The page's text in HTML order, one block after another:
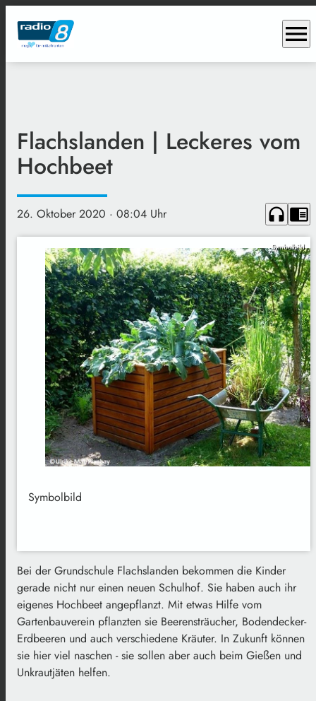
menu
Flachslanden | Leckeres vom
Hochbeet
26. Oktober 2020 · 08:04 Uhr headphones chrome_reader_mode
Symbolbild
Symbolbild
Bei der Grundschule Flachslanden bekommen die Kinder
gerade nicht nur einen neuen Schulhof. Sie haben auch ihr
eigenes Hochbeet angepflanzt. Mit etwas Hilfe vom
Gartenbauverein pflanzten sie Beerensträucher, Bodendecker-
Erdbeeren und auch verschiedene Kräuter. In Zukunft können
sie hier viel naschen - sie sollen aber auch beim Gießen und
Unkrautjäten helfen.